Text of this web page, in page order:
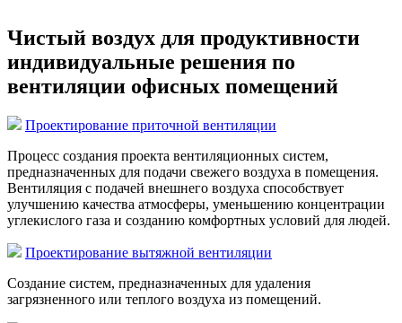
Чистый воздух для продуктивности
индивидуальные решения по
вентиляции офисных помещений
Проектирование приточной вентиляции
Процесс создания проекта вентиляционных систем,
предназначенных для подачи свежего воздуха в помещения.
Вентиляция с подачей внешнего воздуха способствует
улучшению качества атмосферы, уменьшению концентрации
углекислого газа и созданию комфортных условий для людей.
Проектирование вытяжной вентиляции
Создание систем, предназначенных для удаления
загрязненного или теплого воздуха из помещений.